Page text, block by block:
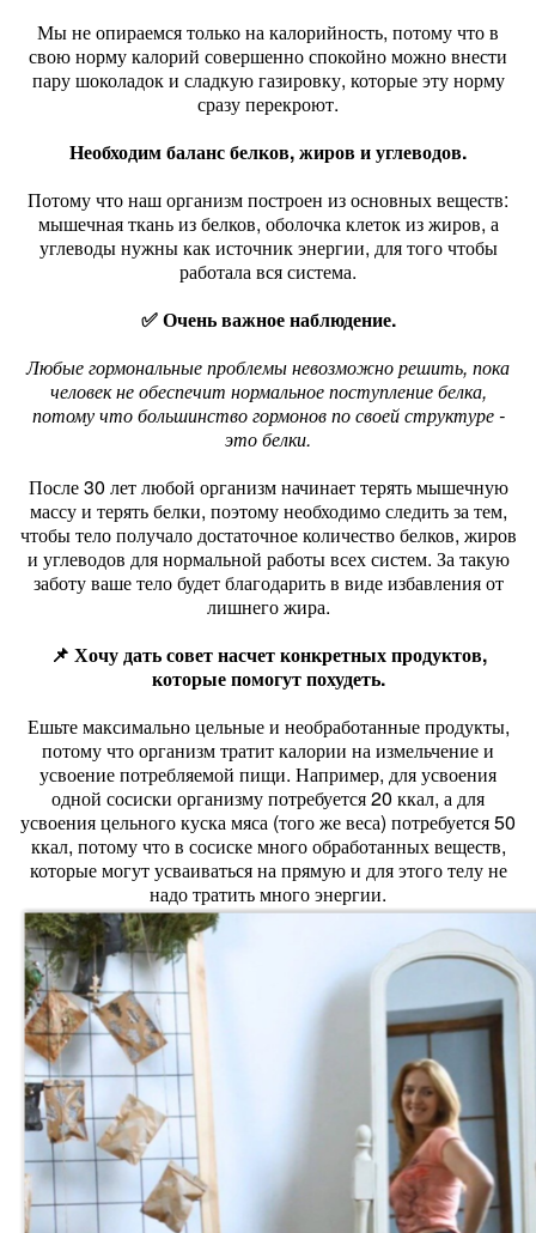
Мы не опираемся только на калорийность, потому что в
свою норму калорий совершенно спокойно можно внести
пару шоколадок и сладкую газировку, которые эту норму
сразу перекроют.
Необходим баланс белков, жиров и углеводов.
Потому что наш организм построен из основных веществ:
мышечная ткань из белков, оболочка клеток из жиров, а
углеводы нужны как источник энергии, для того чтобы
работала вся система.
✅ Очень важное наблюдение.
Любые гормональные проблемы невозможно решить, пока
человек не обеспечит нормальное поступление белка,
потому что большинство гормонов по своей структуре -
это белки.
После 30 лет любой организм начинает терять мышечную
массу и терять белки, поэтому необходимо следить за тем,
чтобы тело получало достаточное количество белков, жиров
и углеводов для нормальной работы всех систем. За такую
заботу ваше тело будет благодарить в виде избавления от
лишнего жира.
📌 Хочу дать совет насчет конкретных продуктов,
которые помогут похудеть.
Ешьте максимально цельные и необработанные продукты,
потому что организм тратит калории на измельчение и
усвоение потребляемой пищи. Например, для усвоения
одной сосиски организму потребуется 20 ккал, а для
усвоения цельного куска мяса (того же веса) потребуется 50
ккал, потому что в сосиске много обработанных веществ,
которые могут усваиваться на прямую и для этого телу не
надо тратить много энергии.